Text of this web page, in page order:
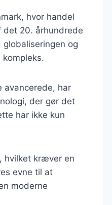
hvor handel
20. århundrede
og
avancerede, har
der gør det
har ikke kun
hvilket kræver en
evne til at
moderne